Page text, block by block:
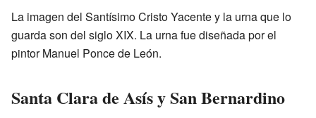
La imagen del Santísimo Cristo Yacente y la urna que lo
guarda son del siglo XIX. La urna fue diseñada por el
pintor Manuel Ponce de León.
Santa Clara de Asís y San Bernardino